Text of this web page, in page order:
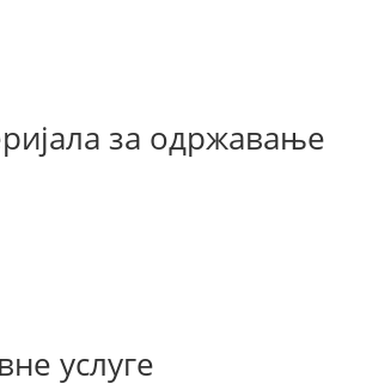
за одржавање
услуге